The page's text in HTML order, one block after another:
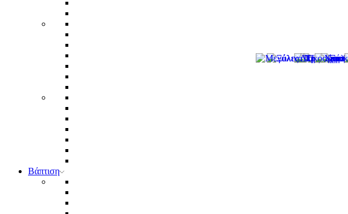
Βάπτιση